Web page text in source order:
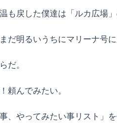
も戻した僕達は「ルカ広場」
だ明るいうちにマリーナ号に
だ。
頼んでみたい。
、やってみたい事リスト」を